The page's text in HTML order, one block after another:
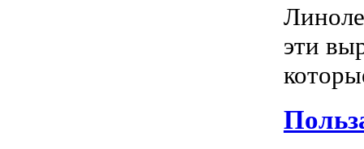
эти